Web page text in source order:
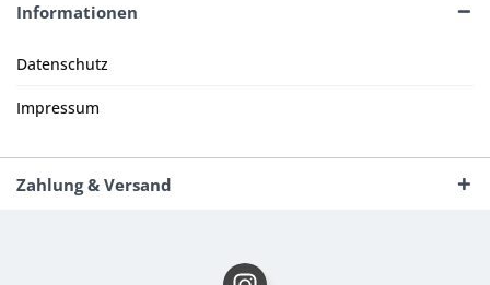
Informationen
Datenschutz
Impressum
Zahlung & Versand